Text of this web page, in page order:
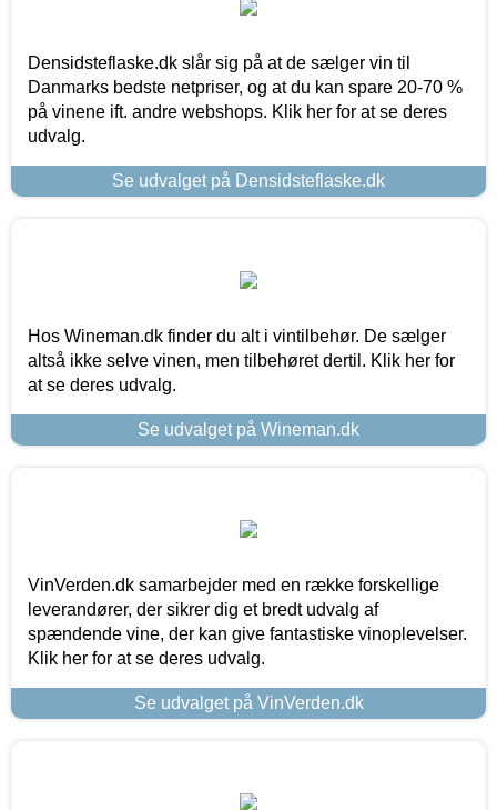
Densidsteflaske.dk slår sig på at de sælger vin til
Danmarks bedste netpriser, og at du kan spare 20-70 %
på vinene ift. andre webshops. Klik her for at se deres
udvalg.
Se udvalget på Densidsteflaske.dk
Hos Wineman.dk finder du alt i vintilbehør. De sælger
altså ikke selve vinen, men tilbehøret dertil. Klik her for
at se deres udvalg.
Se udvalget på Wineman.dk
VinVerden.dk samarbejder med en række forskellige
leverandører, der sikrer dig et bredt udvalg af
spændende vine, der kan give fantastiske vinoplevelser.
Klik her for at se deres udvalg.
Se udvalget på VinVerden.dk